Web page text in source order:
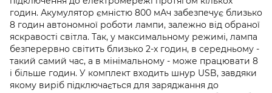
годин. Акумулятор ємністю 800 мАч забезпечує близько
8 годин автономної роботи лампи, залежно від обраної
яскравості світла. Так, у максимальному режимі, лампа
безперервно світить близько 2-х годин, в середньому -
такий самий час, а в мінімальному - може працювати 8
і більше годин. У комплект входить шнур USB, завдяки
якому виріб підключається для заряджання до